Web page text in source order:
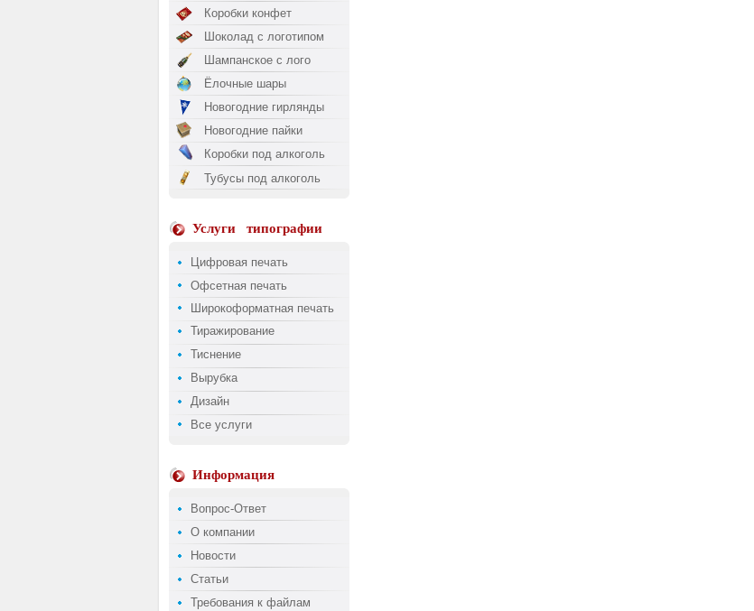
Коробки конфет
Шоколад с логотипом
Шампанское с лого
Ёлочные шары
Новогодние гирлянды
Новогодние пайки
Коробки под алкоголь
Тубусы под алкоголь
Услуги типографии
Цифровая печать
Офсетная печать
Широкоформатная печать
Тиражирование
Тиснение
Вырубка
Дизайн
Все услуги
Информация
Вопрос-Ответ
О компании
Новости
Статьи
Требования к файлам